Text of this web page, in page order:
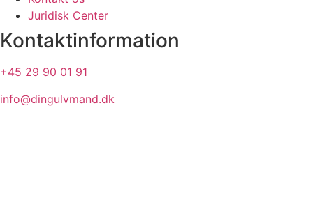
Juridisk Center
Kontaktinformation
+45 29 90 01 91
info@dingulvmand.dk